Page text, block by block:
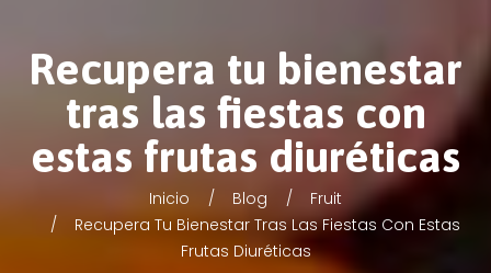
Recupera tu bienestar
tras las fiestas con
estas frutas diuréticas
Inicio Blog
Fruit
Recupera Tu Bienestar Tras Las Fiestas Con Estas
Frutas Diuréticas